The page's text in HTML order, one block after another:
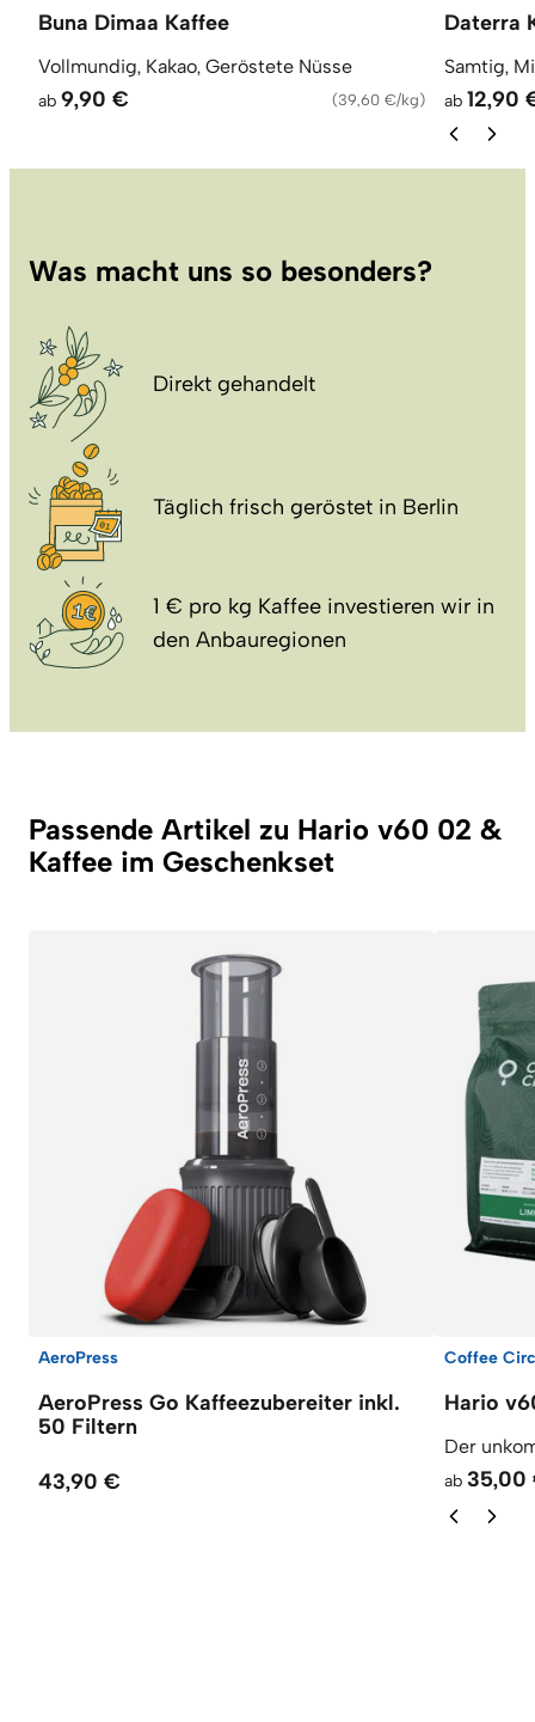
Buna Dimaa Kaffee
Vollmundig, Kakao, Geröstete Nüsse
ab 9,90 € (39,60 €/kg)
Daterra
Samtig,
ab 12,90
Was macht uns so besonders?
Direkt gehandelt
Täglich frisch geröstet in Berlin
1 € pro kg Kaffee investieren wir in
den Anbauregionen
Passende Artikel zu Hario v60 02 &
Kaffee im Geschenkset
AeroPress
AeroPress Go Kaffeezubereiter inkl.
50 Filtern
43,90 €
Coffee
Hario
Der
ab 35,00